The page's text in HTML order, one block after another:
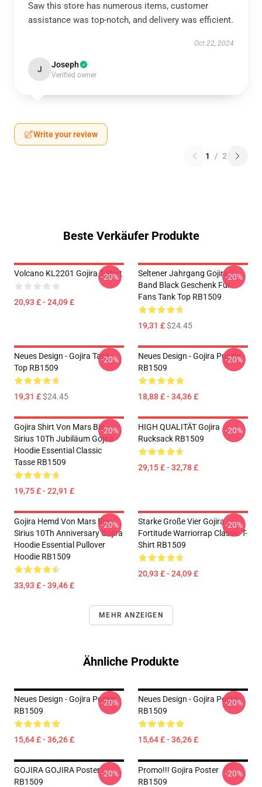
Saw this store has numerous items, customer
assistance was top-notch, and delivery was efficient.
Oct 22, 2024
J Joseph
Verified owner
Write your review
1 / 2
Beste Verkäufer Produkte
Volcano KL2201 Gojira T-Shirt
20,93 £ - 24,09 £
-20%
Seltener Jahrgang Gojira
Band Black Geschenk Für
Fans Tank Top RB1509
19,31 £$24.45
-20%
Neues Design - Gojira Tank
Top RB1509
19,31 £$24.45
-20%
Neues Design - Gojira Puzzle
RB1509
18,88 £ - 34,36 £
-20%
Gojira Shirt Von Mars Bis
Sirius 10Th Jubiläum Gojira
Hoodie Essential Classic
Tasse RB1509
19,75 £ - 22,91 £
-20%
HIGH QUALITÄT Gojira
Rucksack RB1509
29,15 £ - 32,78 £
-20%
Gojira Hemd Von Mars Bis
Sirius 10Th Anniversary Gojira
Hoodie Essential Pullover
Hoodie RB1509
33,93 £ - 39,46 £
-20%
Starke Große Vier Gojira
Fortitude Warriorrap Classic T-
Shirt RB1509
20,93 £ - 24,09 £
-20%
MEHR ANZEIGEN
Ähnliche Produkte
Neues Design - Gojira Poster
RB1509
15,64 £ - 36,26 £
-20%
Neues Design - Gojira Poster
RB1509
15,64 £ - 36,26 £
-20%
GOJIRA GOJIRA Poster
RB1509
-20%
Promo!!! Gojira Poster
RB1509
-20%